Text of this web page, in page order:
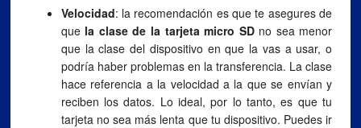
Velocidad: la recomendación es que te asegures de
que la clase de la tarjeta micro SDno sea menor
que la clase del dispositivo en que la vas a usar, o
podría haber problemas en la transferencia. La clase
hace referencia a la velocidad a la que se envían y
reciben los datos. Lo ideal, por lo tanto, es que tu
tarjeta no sea más lenta que tu dispositivo. Puedes ir